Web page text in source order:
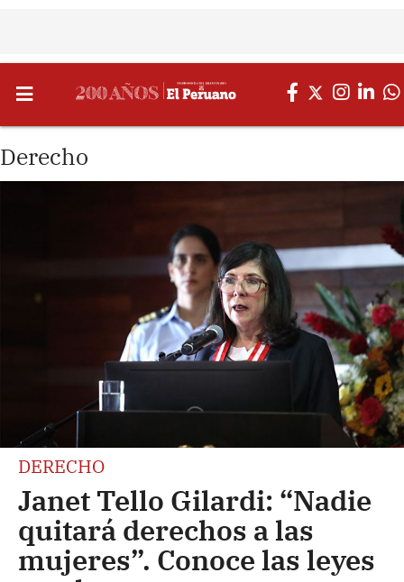
Derecho
DERECHO
Janet Tello Gilardi: “Nadie
quitará derechos a las
mujeres”. Conoce las leyes